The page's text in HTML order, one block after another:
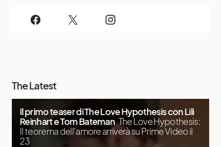
The Latest
Il primo teaser di The Love Hypothesis con Lili
Reinhart e Tom Bateman The Love Hypothesis:
Il teorema dell’amore arriverà su Prime Video il
23